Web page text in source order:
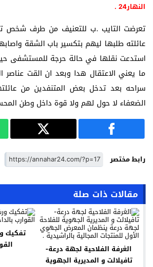
النهار24 .
تعرضت التايب .ب للتعنيف من طرف شخص
عائلته طلبها ليهم بتكسير باب الشقة
ما يعني الاعتقال هدا وبعد ان القت عناصر
سراحه بعد تدخل بعض المتنفدين من
الضعفاء لا حول لهم ولا قوة داخل وطن
رابط مختصر
مقالات ذات صلة
الغرفة الفلاحية لجهة درعة-
تافيلالت و المديرية الجهوية
تفكيك